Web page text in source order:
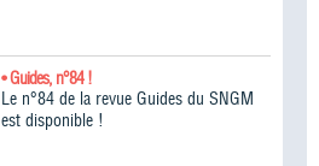
• Guides, n°84 !
Le n°84 de la revue Guides du SNGM
est disponible !